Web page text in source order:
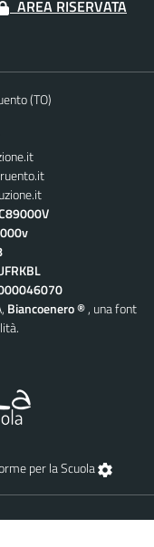
AREA RISERVATA
(TO)
Biancoenero ®, una font
per la Scuola